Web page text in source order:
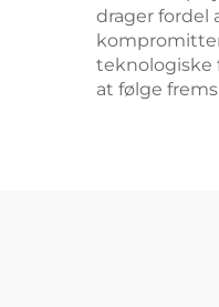
drager fordel
teknologiske
at følge